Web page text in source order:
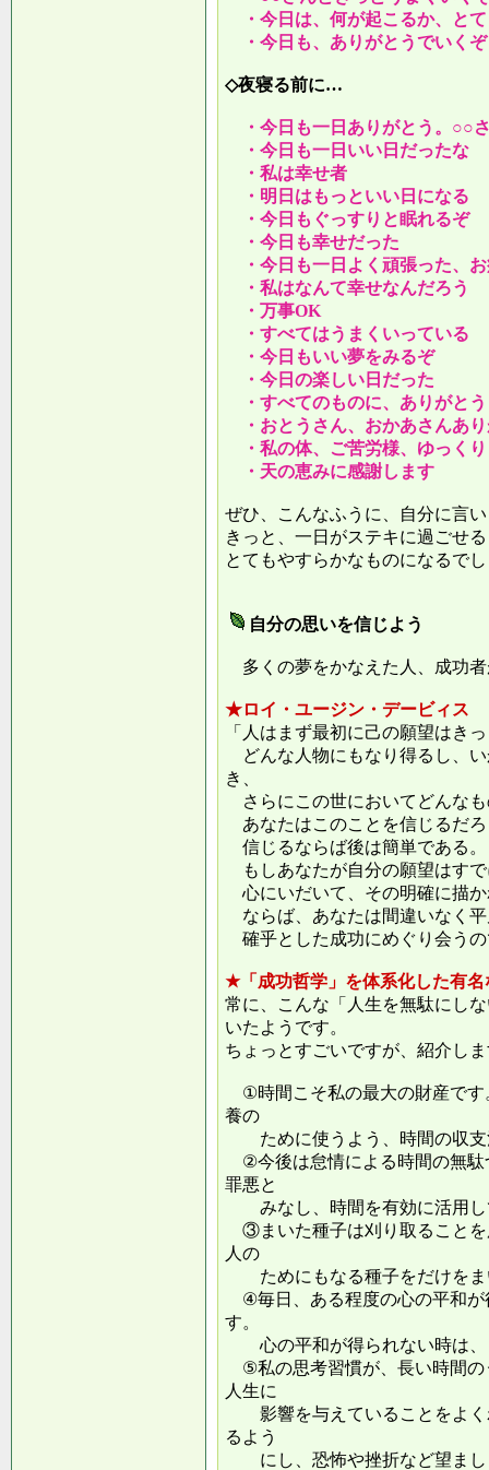
・今日は、何が起こるか、と
・今日も、ありがとうでいくぞ
◇夜寝る前に…
・今日も一日ありがとう。○○
・今日も一日いい日だったな
・私は幸せ者
・明日はもっといい日になる
・今日もぐっすりと眠れるぞ
・今日も幸せだった
・今日も一日よく頑張った、
・私はなんて幸せなんだろう
・万事OK
・すべてはうまくいっている
・今日もいい夢をみるぞ
・今日の楽しい日だった
・すべてのものに、ありがとう
・おとうさん、おかあさんあ
・私の体、ご苦労様、ゆっく
・天の恵みに感謝します
ぜひ、こんなふうに、自分に言
きっと、一日がステキに過ごせ
とてもやすらかなものになるで
自分の思いを信じよう
多くの夢をかなえた人、成功
★ロイ・ユージン・デービィス
「人はまず最初に己の願望はき
どんな人物にもなり得るし、
き、
さらにこの世においてどんな
あなたはこのことを信じるだ
信じるならば後は簡単である。
もしあなたが自分の願望はす
心にいだいて、その明確に描
ならば、あなたは間違いなく
確乎とした成功にめぐり会う
★「成功哲学」を体系化した有
常に、こんな「人生を無駄にし
いたようです。
ちょっとすごいですが、紹介し
①時間こそ私の最大の財産です
養の
ために使うよう、時間の収支
②今後は怠情による時間の無駄
罪悪と
みなし、時間を有効に活用し
③まいた種子は刈り取ることを
人の
ためにもなる種子をだけをま
④毎日、ある程度の心の平和が
す。
心の平和が得られない時は、
⑤私の思考習慣が、長い時間の
人生に
影響を与えていることをよく
るよう
にし、恐怖や挫折など望まし